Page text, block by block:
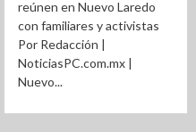
reúnen en Nuevo Laredo
con familiares y activistas
Por Redacción |
NoticiasPC.com.mx |
Nuevo...